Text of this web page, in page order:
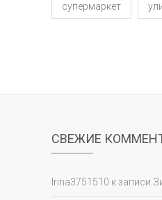
супермаркет
СВЕЖИЕ
Irina3751510 к записи